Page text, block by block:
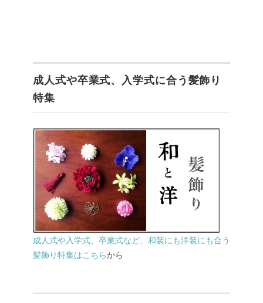
成人式や卒業式、入学式に合う髪飾り
特集
成人式や入学式、卒業式など、和装にも洋装にも合う
髪飾り特集はこちらから